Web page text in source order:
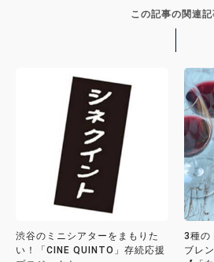
この記事の関連記
渋谷のミニシアターをまもりた
い！「CINE QUINTO」存続応援
3種の
ブレ